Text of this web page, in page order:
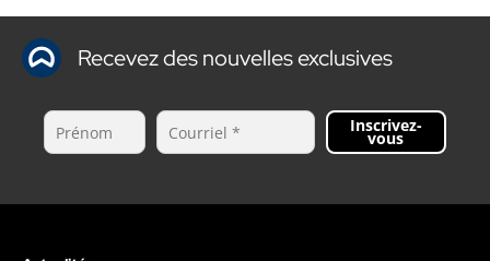
Recevez des nouvelles exclusives
Inscrivez-
vous